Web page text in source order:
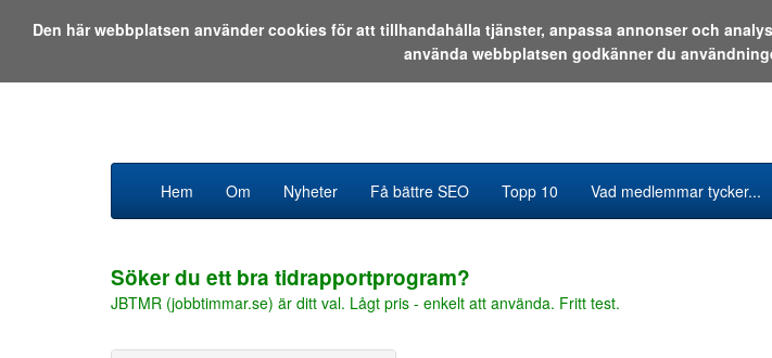
Hem Om Nyheter Få bättre SEO Topp 10 Vad medlemmar tycker...
Söker du ett bra tidrapportprogram?
JBTMR (jobbtimmar.se) är ditt val. Lågt pris - enkelt att använda. Fritt test.
Den här webbplatsen använder cookies för att tillhandahålla tjänster, anpassa annonser och
använda webbplatsen godkänner du